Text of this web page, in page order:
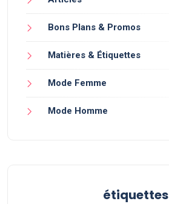
Bons Plans & Promos
Matières & Étiquettes
Mode Femme
Mode Homme
étiquettes